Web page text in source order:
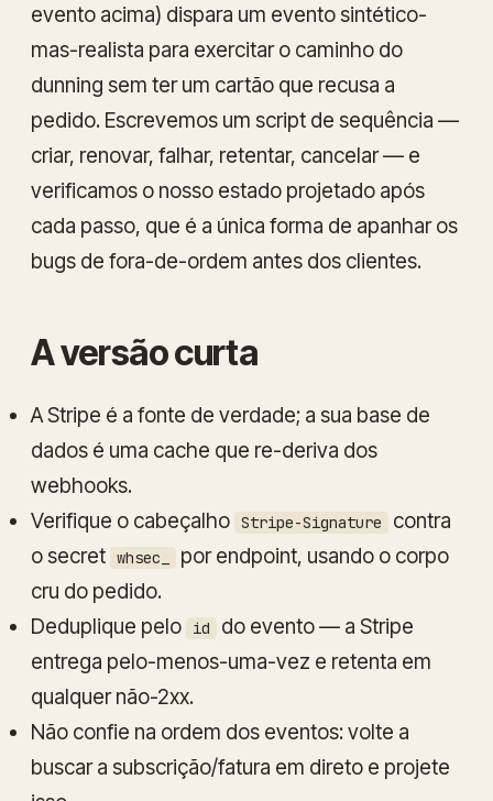
evento acima) dispara um evento sintético-
mas-realista para exercitar o caminho do
dunning sem ter um cartão que recusa a
pedido. Escrevemos um script de sequência —
criar, renovar, falhar, retentar, cancelar — e
verificamos o nosso estado projetado após
cada passo, que é a única forma de apanhar os
bugs de fora-de-ordem antes dos clientes.
A versão curta
A Stripe é a fonte de verdade; a sua base de
dados é uma cache que re-deriva dos
webhooks.
Verifique o cabeçalho Stripe-Signature
contra
o secret whsec_
por endpoint, usando o corpo
cru do pedido.
Deduplique pelo
id
do evento — a Stripe
entrega pelo-menos-uma-vez e retenta em
qualquer não-2xx.
Não confie na ordem dos eventos: volte a
buscar a subscrição/fatura em direto e projete